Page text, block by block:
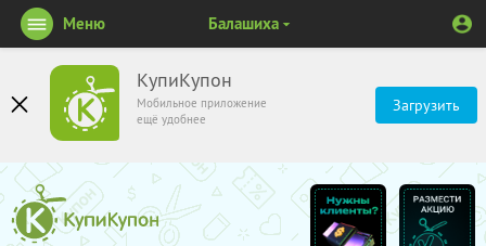
КупиКупон
Мобильное приложение
ещё удобнее
Загрузить
Меню Балашиха